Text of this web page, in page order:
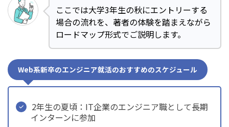
ここでは大学3年生の秋にエントリーする
場合の流れを、著者の体験を踏まえながら
ロードマップ形式でご説明します。
Web系新卒のエンジニア就活のおすすめのスケジュール
2年生の夏頃：IT企業のエンジニア職として長期
インターンに参加